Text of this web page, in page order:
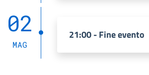
02
MAG
21:00 - Fine evento